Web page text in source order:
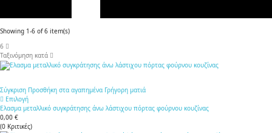
Showing 1-6 of 6 item(s)
6
Ταξινόμηση κατά
Σύγκριση Προσθήκη στα αγαπημένα Γρήγορη ματιά
Επιλογή
Ελασμα μεταλλικό συγκράτησης άνω λάστιχου πόρτας φούρνου κουζίνας
0,00 €
(0 Κριτικές)